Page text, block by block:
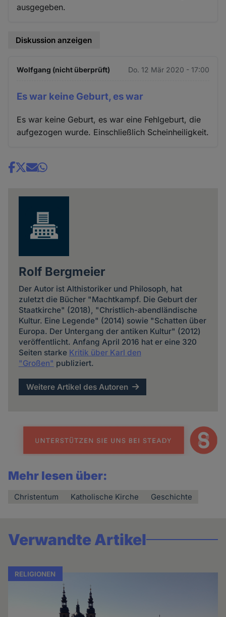
ausgegeben.
Diskussion anzeigen
Wolfgang (nicht überprüft) Do. 12 Mär 2020 - 17:00
Es war keine Geburt, es war
Es war keine Geburt, es war eine Fehlgeburt, die
aufgezogen wurde. Einschließlich Scheinheiligkeit.
Share
Rolf Bergmeier
Der Autor ist Althistoriker und Philosoph, hat
zuletzt die Bücher "Machtkampf. Die Geburt der
Staatkirche" (2018), "Christlich-abendländische
Kultur. Eine Legende" (2014) sowie "Schatten über
Europa. Der Untergang der antiken Kultur" (2012)
veröffentlicht. Anfang April 2016 hat er eine 320
Seiten starke Kritik über Karl den
"Großen" publiziert.
Weitere Artikel des Autoren
Mehr lesen über:
Christentum Katholische Kirche Geschichte
Verwandte Artikel
RELIGIONEN